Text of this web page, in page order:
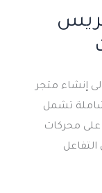
إنشاء متجر
شاملة تشمل
على محركات